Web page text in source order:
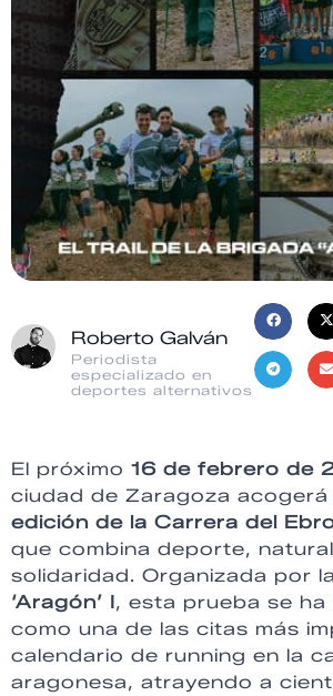
Roberto Galván
Periodista
especializado en
deportes alternativos
El próximo 16 de febrero de
ciudad de Zaragoza acogerá
edición de la Carrera del
que combina deporte,
solidaridad. Organizada por la
‘Aragón’ I , esta prueba se ha
como una de las citas más
calendario de running en la
aragonesa, atrayendo a